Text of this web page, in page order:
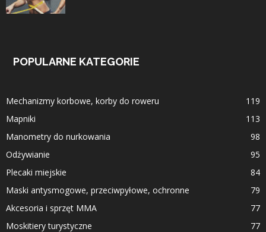
POPULARNE KATEGORIE
Mechanizmy korbowe, korby do roweru
119
Mapniki
113
Manometry do nurkowania
98
Odżywianie
95
Plecaki miejskie
84
Maski antysmogowe, przeciwpyłowe, ochronne
79
Akcesoria i sprzęt MMA
77
Moskitiery turystyczne
77